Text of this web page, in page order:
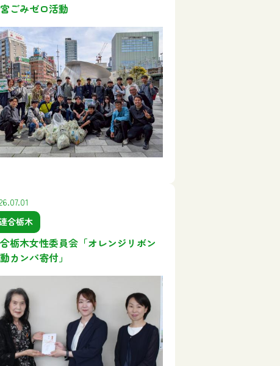
ごみゼロ活動
合栃木
栃木女性委員会「オレンジリボン
カンパ寄付」